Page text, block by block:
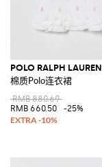
POLO RALPH LAUREN
棉质Polo连衣裙
RMB 880.69
RMB 660.50
-25%